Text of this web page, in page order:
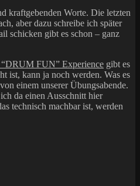
kraftgebenden Worte. Die letzten
aber dazu schreibe ich später
schicken gibt es schon – ganz
FUN” Experience gibt es
ist, kann ja noch werden. Was es
einem unserer Übungsabende.
da einen Ausschnitt hier
technisch machbar ist, werden